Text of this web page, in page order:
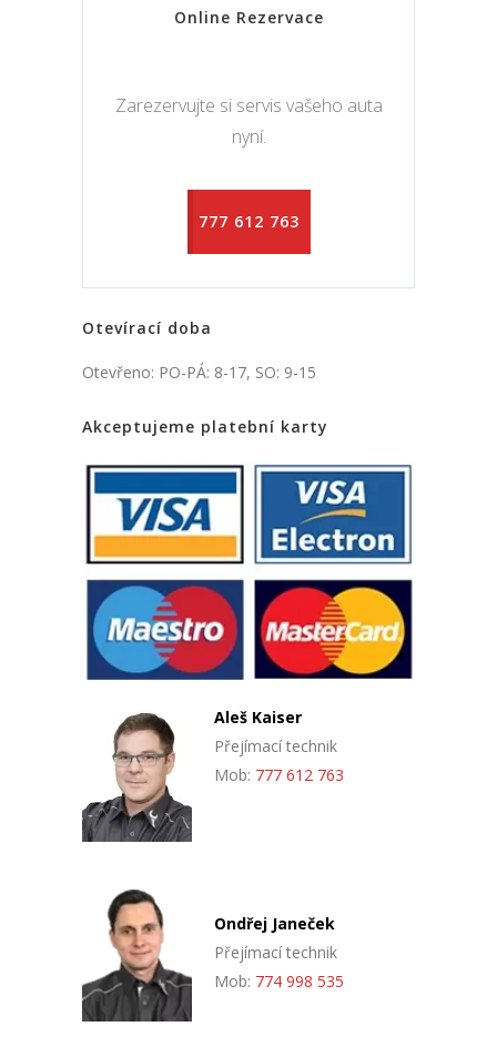
Online Rezervace
Zarezervujte si servis vašeho auta
nyní.
777 612 763
Otevírací doba
Otevřeno: PO-PÁ: 8-17, SO: 9-15
Akceptujeme platební karty
Aleš Kaiser
Přejímací technik
Mob: 777 612 763
Ondřej Janeček
Přejímací technik
Mob: 774 998 535